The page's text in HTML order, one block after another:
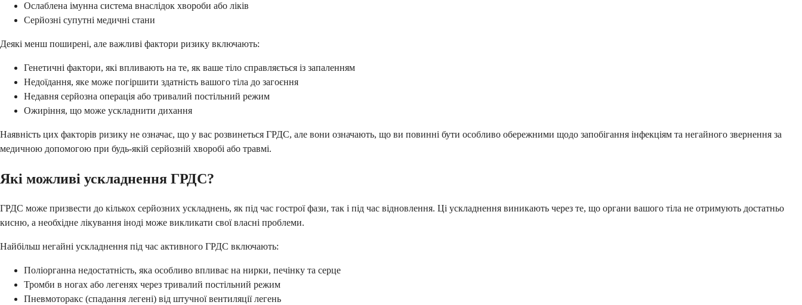
Ослаблена імунна система внаслідок хвороби або ліків
Серйозні супутні медичні стани
Деякі менш поширені, але важливі фактори ризику включають:
Генетичні фактори, які впливають на те, як ваше тіло справляється із запаленням
Недоїдання, яке може погіршити здатність вашого тіла до загоєння
Недавня серйозна операція або тривалий постільний режим
Ожиріння, що може ускладнити дихання
Наявність цих факторів ризику не означає, що у вас розвинеться ГРДС, але вони означають, що ви повинні бути особливо обережними щодо запобігання інфекціям та негайного звернення за
медичною допомогою при будь-якій серйозній хворобі або травмі.
Які можливі ускладнення ГРДС?
ГРДС може призвести до кількох серйозних ускладнень, як під час гострої фази, так і під час відновлення. Ці ускладнення виникають через те, що органи вашого тіла не отримують достатньо
кисню, а необхідне лікування іноді може викликати свої власні проблеми.
Найбільш негайні ускладнення під час активного ГРДС включають:
Поліорганна недостатність, яка особливо впливає на нирки, печінку та серце
Тромби в ногах або легенях через тривалий постільний режим
Пневмоторакс (спадання легені) від штучної вентиляції легень